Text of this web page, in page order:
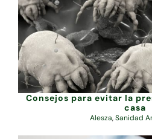
Consejos para evitar la
casa
Alesza,Sanidad